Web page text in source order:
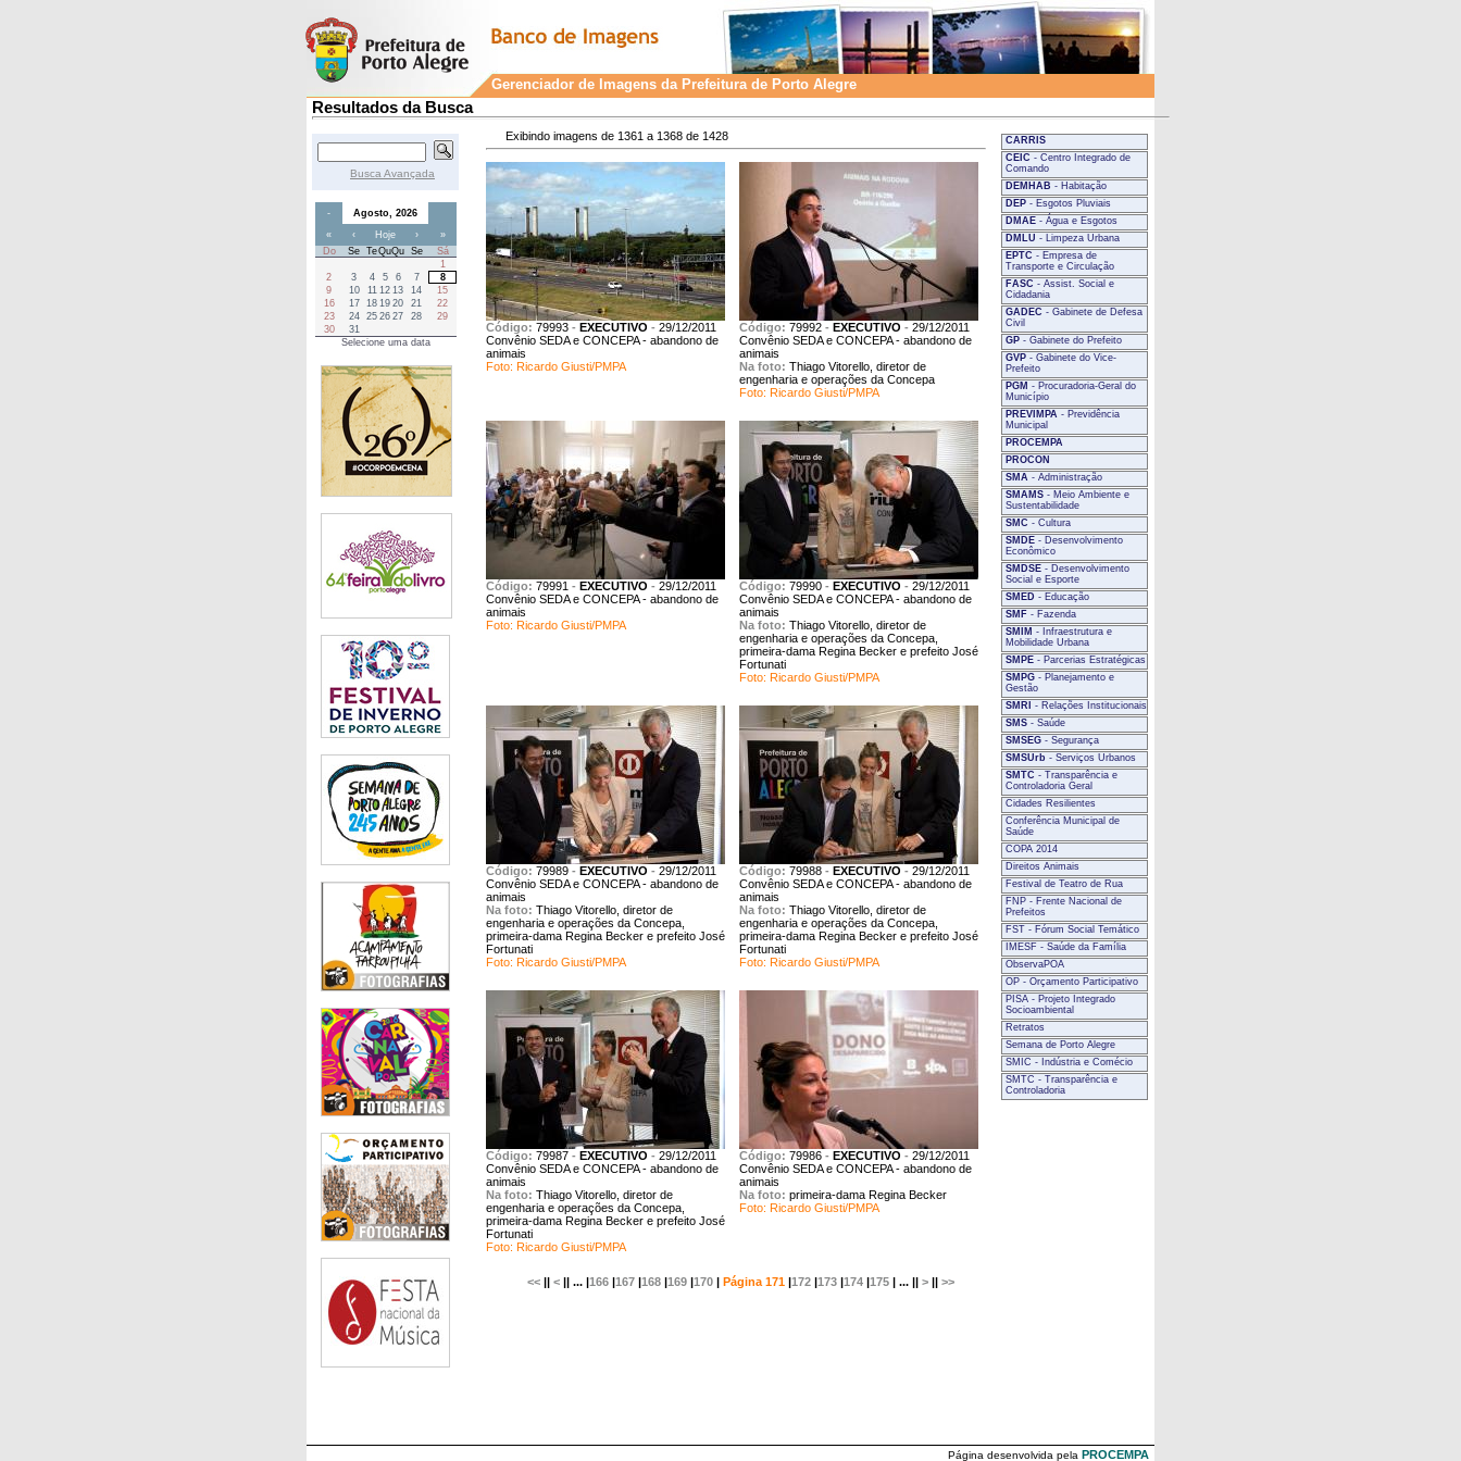
Gerenciador de Imagens da Prefeitura de Porto Alegre
Resultados da Busca
CARRIS
CEIC - Centro Integrado de
Comando
DEMHAB - Habitação
DEP - Esgotos Pluviais
DMAE - Água e Esgotos
DMLU - Limpeza Urbana
EPTC - Empresa de
Transporte e Circulação
FASC - Assist. Social e
Cidadania
GADEC - Gabinete de Defesa
Civil
GP - Gabinete do Prefeito
GVP - Gabinete do Vice-
Prefeito
PGM - Procuradoria-Geral do
Município
PREVIMPA - Previdência
Municipal
PROCEMPA
PROCON
SMA - Administração
SMAMS - Meio Ambiente e
Sustentabilidade
SMC - Cultura
SMDE - Desenvolvimento
Econômico
SMDSE - Desenvolvimento
Social e Esporte
SMED - Educação
SMF - Fazenda
SMIM - Infraestrutura e
Mobilidade Urbana
SMPE - Parcerias Estratégicas
SMPG - Planejamento e
Gestão
SMRI
- Relações Institucionais
SMS - Saúde
SMSEG - Segurança
SMSUrb - Serviços Urbanos
SMTC - Transparência e
Controladoria Geral
Cidades Resilientes
Conferência Municipal de
Saúde
COPA 2014
Direitos Animais
Festival de Teatro de Rua
FNP - Frente Nacional de
Prefeitos
FST - Fórum Social Temático
IMESF - Saúde da Família
ObservaPOA
OP - Orçamento Participativo
PISA - Projeto Integrado
Socioambiental
Retratos
Semana de Porto Alegre
SMIC - Indústria e Comécio
SMTC - Transparência e
Controladoria
Exibindo imagens de 1361 a 1368 de 1428
Código: 79993 - EXECUTIVO - 29/12/2011
Convênio SEDA e CONCEPA - abandono de
animais
Foto: Ricardo Giusti/PMPA
Código: 79992 - EXECUTIVO - 29/12/2011
Convênio SEDA e CONCEPA - abandono de
animais
Na foto: Thiago Vitorello, diretor de
engenharia e operações da Concepa
Foto: Ricardo Giusti/PMPA
Código: 79991 - EXECUTIVO - 29/12/2011
Convênio SEDA e CONCEPA - abandono de
animais
Foto: Ricardo Giusti/PMPA
Código: 79990 - EXECUTIVO - 29/12/2011
Convênio SEDA e CONCEPA - abandono de
animais
Na foto: Thiago Vitorello, diretor de
engenharia e operações da Concepa,
primeira-dama Regina Becker e prefeito José
Fortunati
Foto: Ricardo Giusti/PMPA
Código: 79989 - EXECUTIVO - 29/12/2011
Convênio SEDA e CONCEPA - abandono de
animais
Na foto: Thiago Vitorello, diretor de
engenharia e operações da Concepa,
primeira-dama Regina Becker e prefeito José
Fortunati
Foto: Ricardo Giusti/PMPA
Código: 79988 - EXECUTIVO - 29/12/2011
Convênio SEDA e CONCEPA - abandono de
animais
Na foto: Thiago Vitorello, diretor de
engenharia e operações da Concepa,
primeira-dama Regina Becker e prefeito José
Fortunati
Foto: Ricardo Giusti/PMPA
Código: 79987 - EXECUTIVO - 29/12/2011
Convênio SEDA e CONCEPA - abandono de
animais
Na foto: Thiago Vitorello, diretor de
engenharia e operações da Concepa,
primeira-dama Regina Becker e prefeito José
Fortunati
Foto: Ricardo Giusti/PMPA
Código: 79986 - EXECUTIVO - 29/12/2011
Convênio SEDA e CONCEPA - abandono de
animais
Na foto: primeira-dama Regina Becker
Foto: Ricardo Giusti/PMPA
<< ||< || ... |166 |167 |168 |169 |170 | Página 171|172 |173 |174 |175 | ... ||>||>>
Busca Avançada
Página desenvolvida pela PROCEMPA
-
Agosto, 2026
«
‹ Hoje ›
»
Do
Se TeQuQu Se
Sá
1
2
3 4 5 6 7
8
9
10 11 12 13 14
15
16
17 18 19 20 21
22
23
24 25 26 27 28
29
30
31
Selecione uma data